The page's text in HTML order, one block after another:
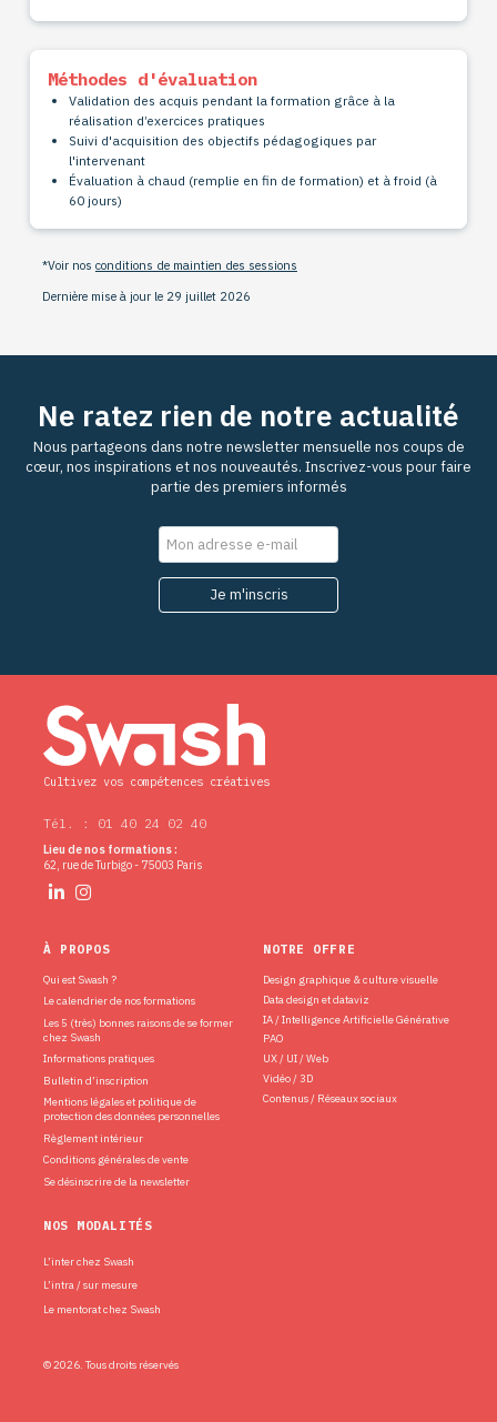
Méthodes d'évaluation
Validation des acquis pendant la formation grâce à la
réalisation d’exercices pratiques
Suivi d'acquisition des objectifs pédagogiques par
l'intervenant
Évaluation à chaud (remplie en fin de formation) et à froid (à
60 jours)
*Voir nos conditions de maintien des sessions
Dernière mise à jour le 29 juillet 2026
Ne ratez rien de notre actualité
Nous partageons dans notre newsletter mensuelle nos coups de
cœur, nos inspirations et nos nouveautés. Inscrivez-vous pour faire
partie des premiers informés
Cultivez vos compétences créatives
Tél. : 01 40 24 02 40
Lieu de nos formations :
62, rue de Turbigo - 75003 Paris
À PROPOS
Qui est Swash ?
Le calendrier de nos formations
Les 5 (très) bonnes raisons de se former
chez Swash
Informations pratiques
Bulletin d’inscription
Mentions légales et politique de
protection des données personnelles
Règlement intérieur
Conditions générales de vente
Se désinscrire de la newsletter
NOTRE OFFRE
Design graphique & culture visuelle
Data design et dataviz
IA / Intelligence Artificielle Générative
PAO
UX / UI / Web
Vidéo / 3D
Contenus / Réseaux sociaux
NOS MODALITÉS
L’inter chez Swash
L’intra / sur mesure
Le mentorat chez Swash
© 2026. Tous droits réservés